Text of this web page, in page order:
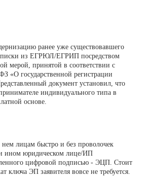
ранее уже существовавшего
из ЕГРЮЛ/ЕГРИП посредством
мерой, принятой в соответствии с
«О государственной регистрации
документ установил, что
индивидуального типа в
основе.
лицам быстро и без проволочек
ином юридическом лице/ИП
цифровой подписью - ЭЦП. Стоит
ключа ЭП заявителя вовсе не требуется.